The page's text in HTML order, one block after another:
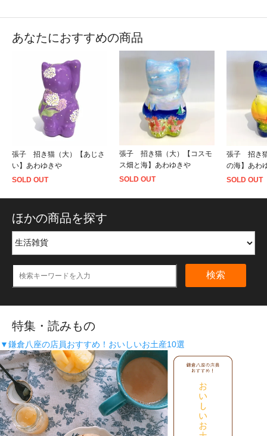
あなたにおすすめの商品
張子 招き猫（大）【あじさ
い】あわゆきや
SOLD OUT
張子 招き猫（大）【コスモ
ス畑と海】あわゆきや
SOLD OUT
張子 招き
の海】あわ
SOLD OUT
ほかの商品を探す
検索
特集・読みもの
▼鎌倉八座の店員おすすめ！おいしいお土産10選